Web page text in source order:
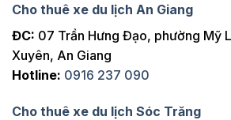
Cho thuê xe du lịch An Giang
ĐC: 07 Trần Hưng Đạo, phường Mỹ
Xuyên, An Giang
Hotline: 0916 237 090
Cho thuê xe du lịch Sóc Trăng